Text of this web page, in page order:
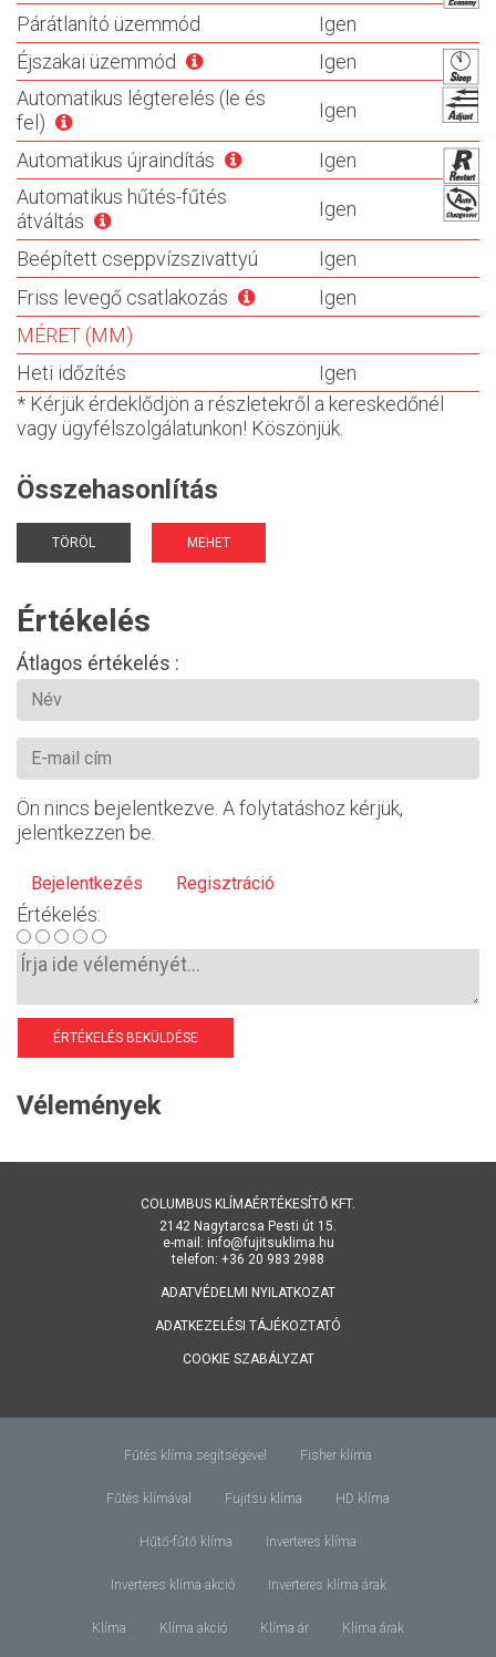
Párátlanító üzemmód
Igen
Éjszakai üzemmód
Igen
Automatikus légterelés (le és
fel)
Igen
Automatikus újraindítás
Igen
Automatikus hűtés-fűtés
átváltás
Igen
Beépített cseppvízszivattyú
Igen
Friss levegő csatlakozás
Igen
MÉRET (MM)
Heti időzítés
Igen
* Kérjük érdeklődjön a részletekről a kereskedőnél
vagy ügyfélszolgálatunkon! Köszönjük.
Összehasonlítás
TÖRÖL MEHET
Értékelés
Átlagos értékelés :
Ön nincs bejelentkezve. A folytatáshoz kérjük,
jelentkezzen be.
Bejelentkezés Regisztráció
Értékelés:
ÉRTÉKELÉS BEKÜLDÉSE
Vélemények
COLUMBUS KLÍMAÉRTÉKESÍTŐ KFT.
2142 Nagytarcsa Pesti út 15.
e-mail: info@fujitsuklima.hu
telefon: +36 20 983 2988
ADATVÉDELMI NYILATKOZAT
ADATKEZELÉSI TÁJÉKOZTATÓ
COOKIE SZABÁLYZAT
Fűtés klíma segítségével Fisher klíma
Fűtés klímával Fujitsu klíma HD klíma
Hűtő-fűtő klíma Inverteres klíma
Inverteres klíma akció Inverteres klíma árak
Klíma Klíma akció Klíma ár Klíma árak